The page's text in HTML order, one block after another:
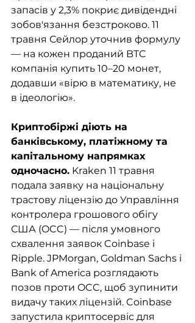
запасів у 2,3% покриє дивідендні
зобов'язання безстроково. 11
травня Сейлор уточнив формулу
— на кожен проданий BTC
компанія купить 10–20 монет,
додавши «вірю в математику, не
в ідеологію».
Криптобіржі діють на
банківському, платіжному та
капітальному напрямках
одночасно. Kraken 11 травня
подала заявку на національну
трастову ліцензію до Управління
контролера грошового обігу
США (OCC) — після умовного
схвалення заявок Coinbase і
Ripple. JPMorgan, Goldman Sachs і
Bank of America розглядають
позов проти OCC, щоб зупинити
видачу таких ліцензій. Coinbase
запустила криптосервіс для